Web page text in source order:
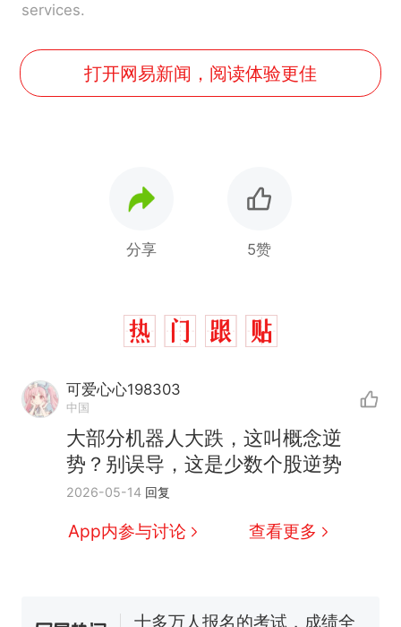
services.
打开网易新闻，阅读体验更佳
分享 5赞
可爱心心198303
中国
大部分机器人大跌，这叫概念逆
势？别误导，这是少数个股逆势
2026-05-14 回复
App内参与讨论 查看更多
热 那个在床头放菜刀的女孩，
因老师一句“跟我回家”改写了
人生
新
搬家报价570元，搬到楼下
交5060元才肯搬上楼！女子傻
眼了……
空调24小时开着反而更省电？
已叫停招聘，成立调查组全面
十多万人报名的考试，成绩全